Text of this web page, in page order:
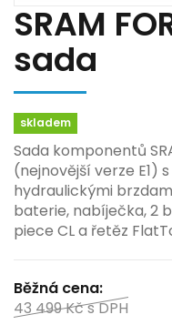
SRAM
sada
skladem
Sada komponentů
(nejnovější verze E1)
hydraulickými
baterie, nabíječka, 2
piece CL a řetěz
Běžná cena:
43 499 Kčs DPH